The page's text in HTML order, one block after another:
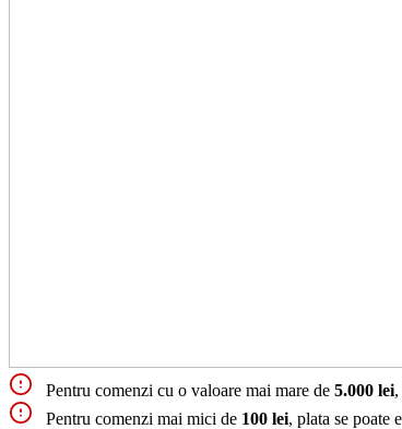
Pentru comenzi cu o valoare mai mare de 5.000 lei
Pentru comenzi mai mici de 100 lei, plata se poate